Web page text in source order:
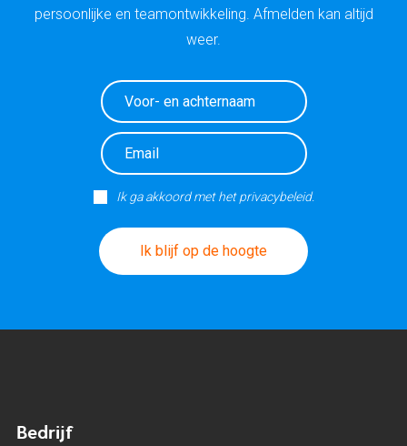
persoonlijke en teamontwikkeling. Afmelden kan altijd
weer.
Ik ga akkoord met het privacybeleid.
Ik blijf op de hoogte
Bedrijf